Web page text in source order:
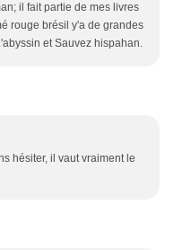
il fait partie de mes livres
rouge brésil y'a de grandes
et Sauvez hispahan.
hésiter, il vaut vraiment le